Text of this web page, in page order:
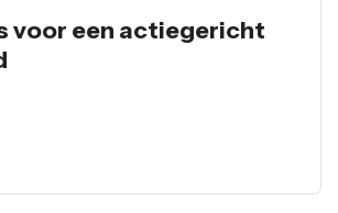
voor een actiegericht